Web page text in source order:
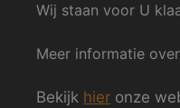
Wij staan voor U
Meer informatie over
Bekijk hier onze